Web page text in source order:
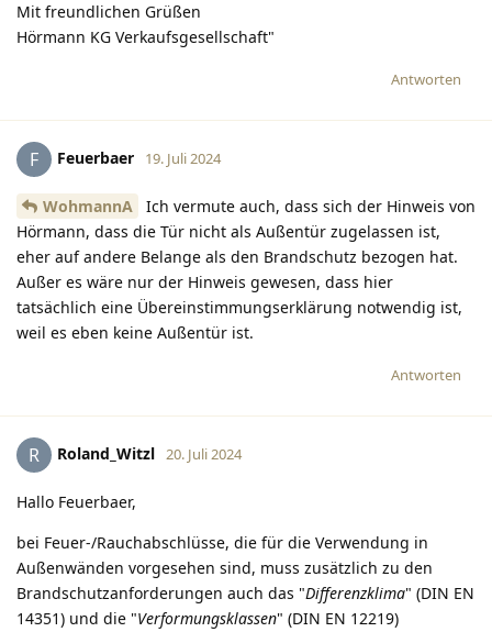
Mit freundlichen Grüßen
Hörmann KG Verkaufsgesellschaft"
Antworten
F Feuerbaer 19. Juli 2024
WohmannA
Ich vermute auch, dass sich der Hinweis von
Hörmann, dass die Tür nicht als Außentür zugelassen ist,
eher auf andere Belange als den Brandschutz bezogen hat.
Außer es wäre nur der Hinweis gewesen, dass hier
tatsächlich eine Übereinstimmungserklärung notwendig ist,
weil es eben keine Außentür ist.
Antworten
R Roland_Witzl 20. Juli 2024
Hallo Feuerbaer,
bei Feuer-/Rauchabschlüsse, die für die Verwendung in
Außenwänden vorgesehen sind, muss zusätzlich zu den
Brandschutzanforderungen auch das "Differenzklima" (DIN EN
14351) und die "Verformungsklassen" (DIN EN 12219)